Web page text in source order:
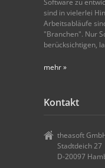
Software zu
sind in vielerlei
Arbeitsabläufe
"Branchen". Nur
berücksichtigen,
mehr »
Kontakt
theasoft
Stadtdeich 27
D-20097